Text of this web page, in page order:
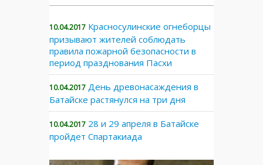
10.04.2017 Красносулинские огнеборцы
призывают жителей соблюдать
правила пожарной безопасности в
период празднования Пасхи
10.04.2017 День древонасаждения в
Батайске растянулся на три дня
10.04.2017 28 и 29 апреля в Батайске
пройдет Спартакиада